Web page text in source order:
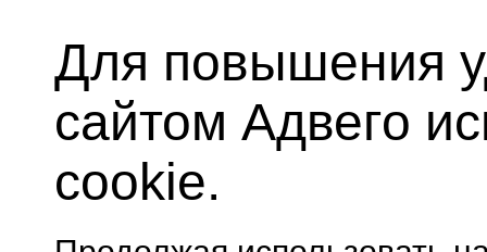
Для повышения
сайтом Адвего
cookie.